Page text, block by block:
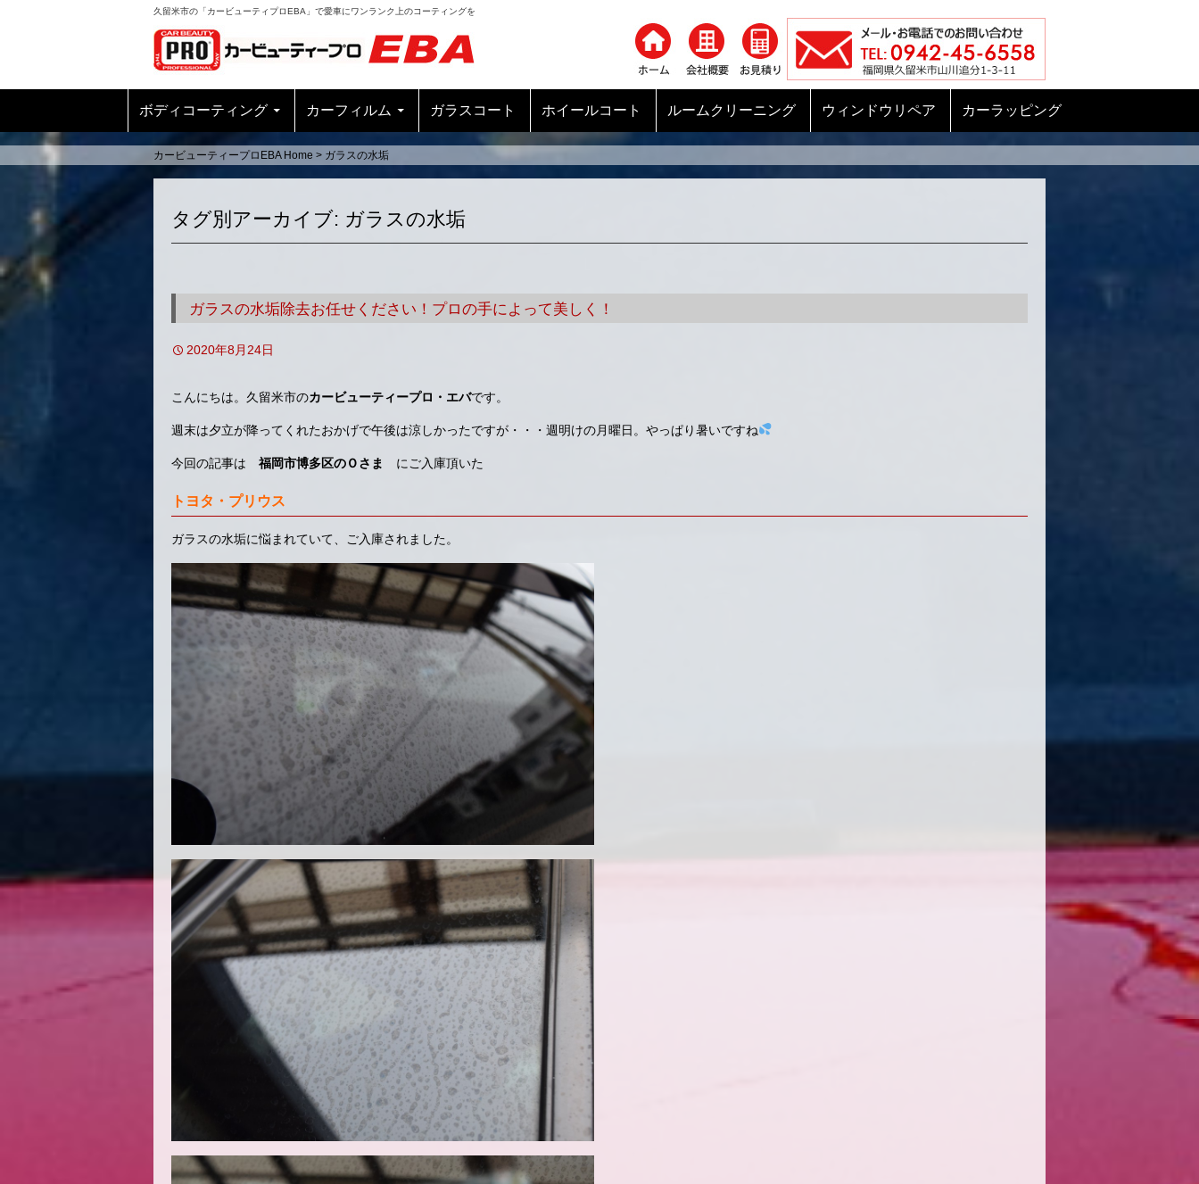
久留米市の「カービューティプロEBA」で愛車にワンランク上のコーティングを
ボディコーティング カーフィルム ガラスコート ホイールコート ルームクリーニング ウィンドウリペア カーラッピング
カービューティープロEBA Home > ガラスの水垢
タグ別アーカイブ: ガラスの水垢
ガラスの水垢除去お任せください！プロの手によって美しく！
2020年8月24日
こんにちは。久留米市のカービューティープロ・エバです。
週末は夕立が降ってくれたおかげで午後は涼しかったですが・・・週明けの月曜日。やっぱり暑いですね
今回の記事は 福岡市博多区のＯさま にご入庫頂いた
トヨタ・プリウス
ガラスの水垢に悩まれていて、ご入庫されました。